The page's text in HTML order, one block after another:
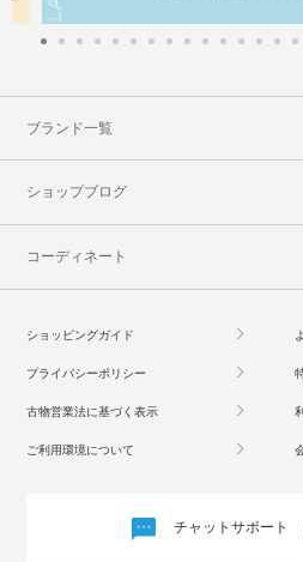
ブランド一覧
ショップブログ
コーディネート
ショッピングガイド
プライバシーポリシー
古物営業法に基づく表示
ご利用環境について
チャットサポート